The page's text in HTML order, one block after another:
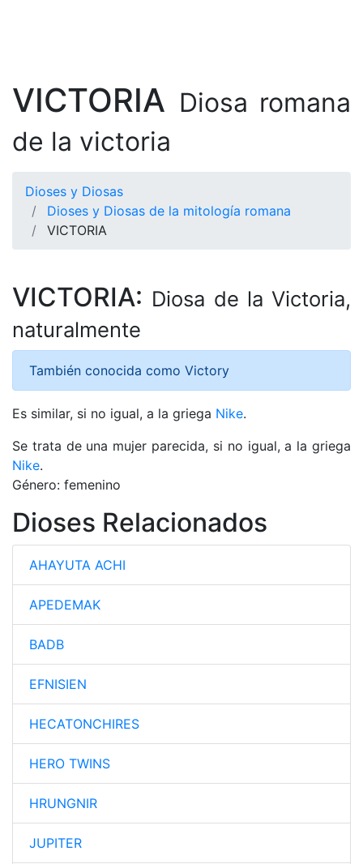
VICTORIA Diosa romana
de la victoria
Dioses y Diosas
Dioses y Diosas de la mitología romana
VICTORIA
VICTORIA: Diosa de la Victoria,
naturalmente
También conocida como Victory
Es similar, si no igual, a la griega Nike.
Se trata de una mujer parecida, si no igual, a la griega
Nike.
Género: femenino
Dioses Relacionados
AHAYUTA ACHI
APEDEMAK
BADB
EFNISIEN
HECATONCHIRES
HERO TWINS
HRUNGNIR
JUPITER